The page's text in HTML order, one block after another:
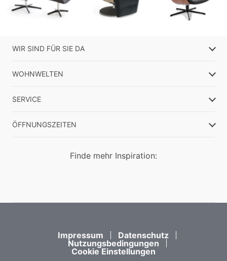
WIR SIND FÜR SIE DA
WOHNWELTEN
SERVICE
ÖFFNUNGSZEITEN
Finde mehr Inspiration:
Impressum
Datenschutz
Nutzungsbedingungen
Cookie Einstellungen